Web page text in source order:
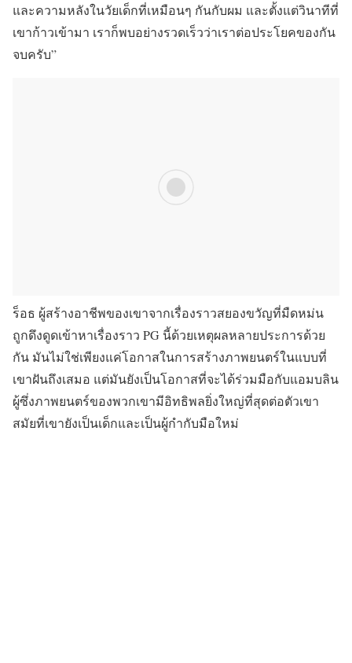
และความหลังในวัยเด็กที่เหมือนๆ กันกับผม และตั้งแต่วินาทีที่
เขาก้าวเข้ามา เราก็พบอย่างรวดเร็วว่าเราต่อประโยคของกัน
จบครับ”
ร็อธ ผู้สร้างอาชีพของเขาจากเรื่องราวสยองขวัญที่มืดหม่น
ถูกดึงดูดเข้าหาเรื่องราว PG นี้ด้วยเหตุผลหลายประการด้วย
กัน มันไม่ใช่เพียงแค่โอกาสในการสร้างภาพยนตร์ในแบบที่
เขาฝันถึงเสมอ แต่มันยังเป็นโอกาสที่จะได้ร่วมมือกับแอมบลิน
ผู้ซึ่งภาพยนตร์ของพวกเขามีอิทธิพลยิ่งใหญ่ที่สุดต่อตัวเขา
สมัยที่เขายังเป็นเด็กและเป็นผู้กำกับมือใหม่